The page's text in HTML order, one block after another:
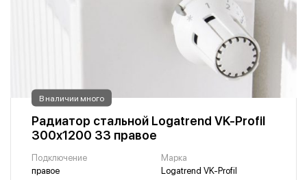
В наличии много
Радиатор стальной Logatrend VK-Profil
300х1200 33 правое
Подключение
правое
Марка
Logatrend VK-Profil